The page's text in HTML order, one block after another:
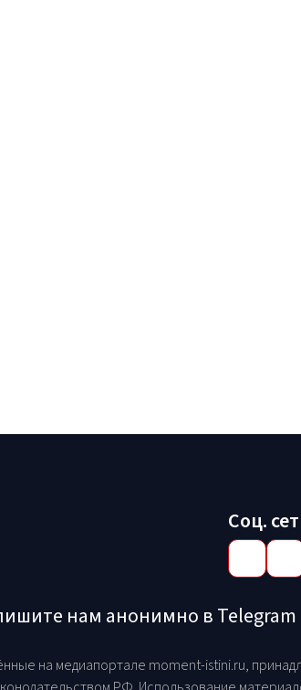
Соц.
нам анонимно в
на медиапортале moment-istini.ru,